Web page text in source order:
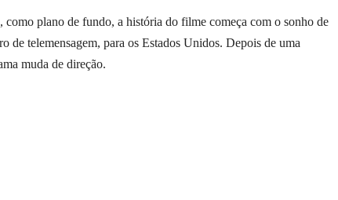
plano de fundo, a história do filme começa com o sonho de
de telemensagem, para os Estados Unidos. Depois de uma
muda de direção.